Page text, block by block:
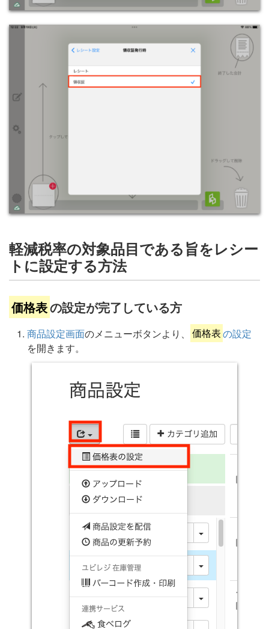
軽減税率の対象品目である旨をレシー
トに設定する方法
価格表の設定が完了している方
商品設定画面のメニューボタンより、 価格表の設定
を開きます。